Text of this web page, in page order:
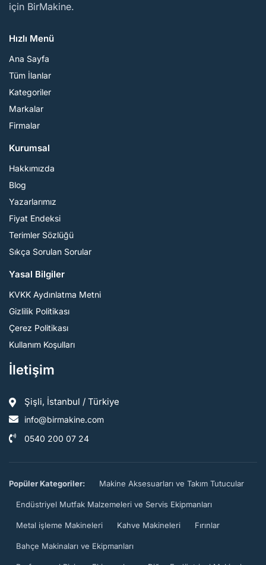
için BirMakine.
Hızlı Menü
Ana Sayfa
Tüm İlanlar
Kategoriler
Markalar
Firmalar
Kurumsal
Hakkımızda
Blog
Yazarlarımız
Fiyat Endeksi
Terimler Sözlüğü
Sıkça Sorulan Sorular
Yasal Bilgiler
KVKK Aydınlatma Metni
Gizlilik Politikası
Çerez Politikası
Kullanım Koşulları
İletişim
Şişli, İstanbul / Türkiye
info@birmakine.com
0540 200 07 24
Popüler Kategoriler: Makine Aksesuarları ve Takım Tutucular
Endüstriyel Mutfak Malzemeleri ve Servis Ekipmanları
Metal işleme Makineleri Kahve Makineleri Fırınlar
Bahçe Makinaları ve Ekipmanları